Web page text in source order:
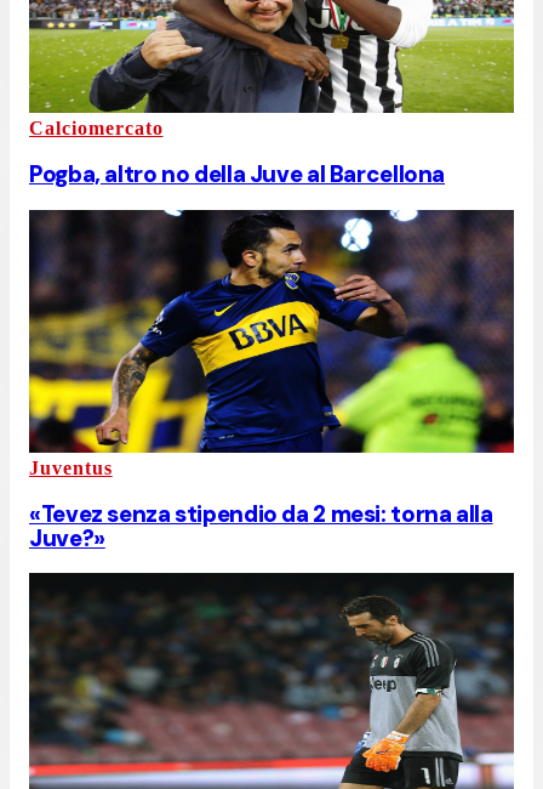
Calciomercato
Pogba, altro no della Juve al Barcellona
Juventus
«Tevez senza stipendio da 2 mesi: torna alla
Juve?»